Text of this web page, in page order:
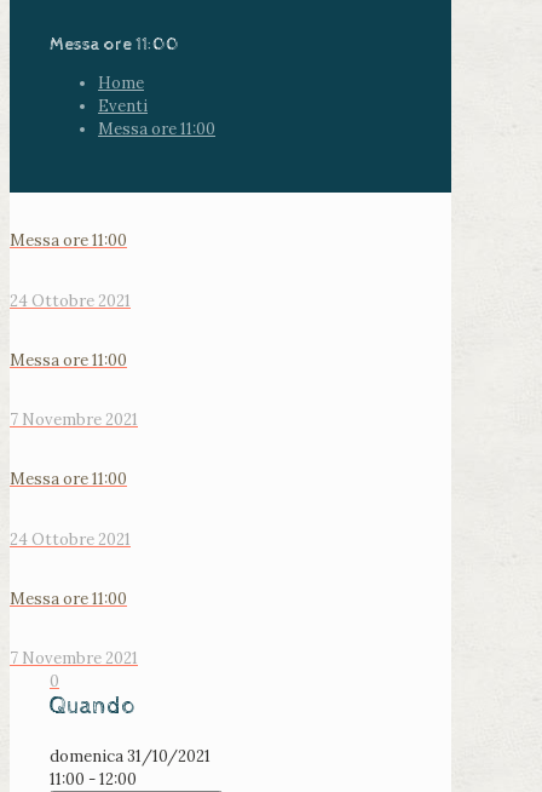
Messa ore 11:00
Home
Eventi
Messa ore 11:00
Messa ore 11:00
24 Ottobre 2021
Messa ore 11:00
7 Novembre 2021
Messa ore 11:00
24 Ottobre 2021
Messa ore 11:00
7 Novembre 2021
0
Quando
domenica 31/10/2021
11:00 - 12:00